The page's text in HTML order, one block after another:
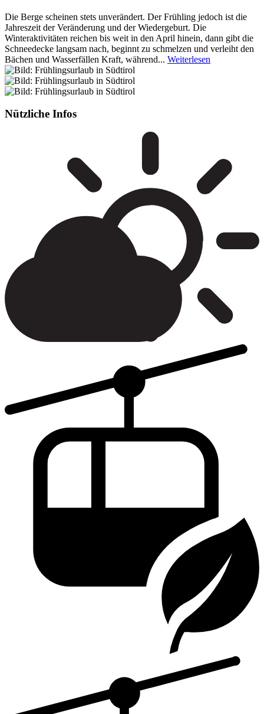
Die Berge scheinen stets unverändert. Der Frühling jedoch ist die
Jahreszeit der Veränderung und der Wiedergeburt. Die
Winteraktivitäten reichen bis weit in den April hinein, dann gibt die
Schneedecke langsam nach, beginnt zu schmelzen und verleiht den
Bächen und Wasserfällen Kraft, während... Weiterlesen
Nützliche Infos